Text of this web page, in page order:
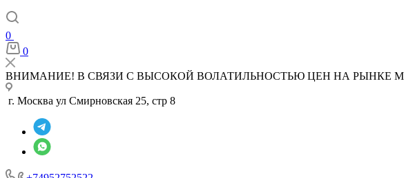
0
0
ВНИМАНИЕ! В СВЯЗИ С ВЫСОКОЙ ВОЛАТИЛЬНОСТЬЮ ЦЕН НА РЫНКЕ
г. Москва ул Смирновская 25, стр 8